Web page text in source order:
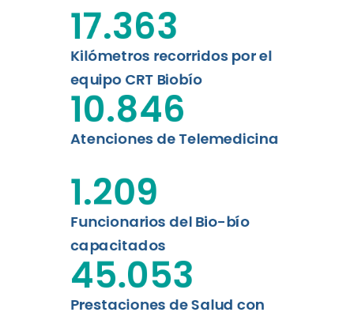
Kilómetros recorridos por el
equipo CRT Biobío
17.363
Atenciones de Telemedicina
10.846
Funcionarios del Bio-bío
capacitados
1.209
Prestaciones de Salud con
45.053